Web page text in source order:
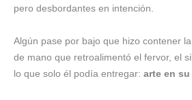
pero desbordantes en intención.
Algún pase por bajo que hizo contener
de mano que retroalimentó el fervor, el
lo que solo él podía entregar: arte en